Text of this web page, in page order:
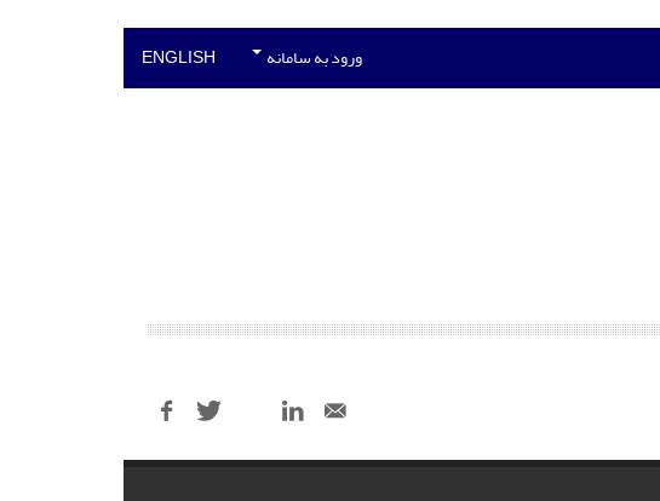
ورود به سامانه ENGLISH